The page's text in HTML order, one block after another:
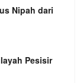
Nipah dari
Pesisir